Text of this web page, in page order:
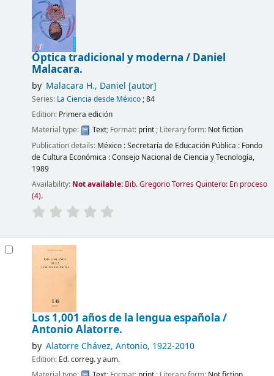
Óptica tradicional y moderna / Daniel
Malacara.
by Malacara H., Daniel [autor]
Series: La Ciencia desde México; 84
Edition: Primera edición
Material type:
Text; Format: print; Literary form: Not fiction
Publication details: México :Secretaría de Educación Pública : Fondo
de Cultura Económica : Consejo Nacional de Ciencia y Tecnología,
1989
Availability: Not available: Bib. Gregorio Torres Quintero: En proceso
(4).
Los 1,001 años de la lengua española /
Antonio Alatorre.
by Alatorre Chávez, Antonio, 1922-2010
Edition: Ed. correg. y aum.